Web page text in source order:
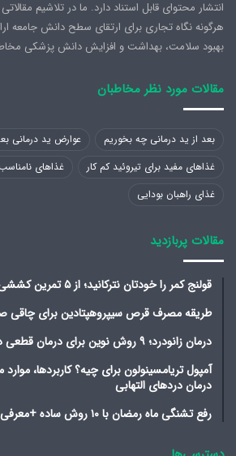
انتشار محتوای قابل استناد دارد. ما در تلاشیم
هرگونه نگاه تجاری برای ارتقای سطح دانش جامعه
بهبود سلامت، بهداشت و افزایش دانش پزشکی
مقالات مورد نظر مخاطبان
بعد از ید درمانی چه بخوریم
عوارض ید درمانی
غذاهای مفید برای تیروئید کم کار
غذاهای
غذای راهبان بودایی
مقالات پربازدید
قولنج کمر را خودتان نترکانید؛ از ۵ تمرین کششی استفاده کنید
طریقه مصرف قرص سیپروهپتادین برای چاقی صورت
درمان زانودرد؛ ۹ روش نوین برای درمان قطعی درد زانو
آمپول تریامسینولون برای چیه؟ کاربردها،
درمان دردهای التهابی
رفع تشنگی ماه رمضان با ۱۰ روش ساده +معرفی ۴ شربت سنتی